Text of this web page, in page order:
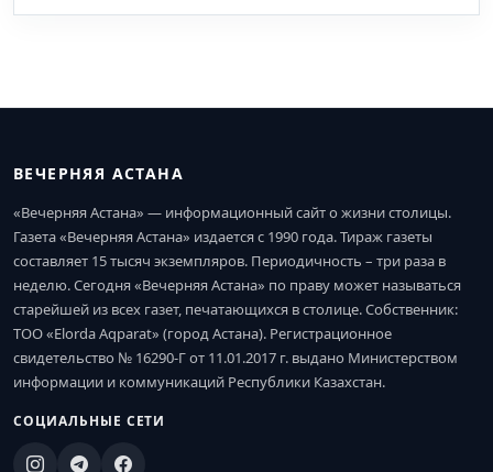
ВЕЧЕРНЯЯ АСТАНА
«Вечерняя Астана» — информационный сайт о жизни столицы.
Газета «Вечерняя Астана» издается с 1990 года. Тираж газеты
составляет 15 тысяч экземпляров. Периодичность – три раза в
неделю. Сегодня «Вечерняя Астана» по праву может называться
старейшей из всех газет, печатающихся в столице. Собственник:
ТОО «Elorda Aqparat» (город Астана). Регистрационное
свидетельство № 16290-Г от 11.01.2017 г. выдано Министерством
информации и коммуникаций Республики Казахстан.
СОЦИАЛЬНЫЕ СЕТИ